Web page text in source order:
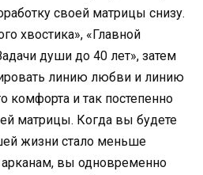
своей матрицы снизу.
хвостика», «Главной
души до 40 лет», затем
линию любви и линию
комфорта и так постепенно
матрицы. Когда вы будете
жизни стало меньше
вы одновременно